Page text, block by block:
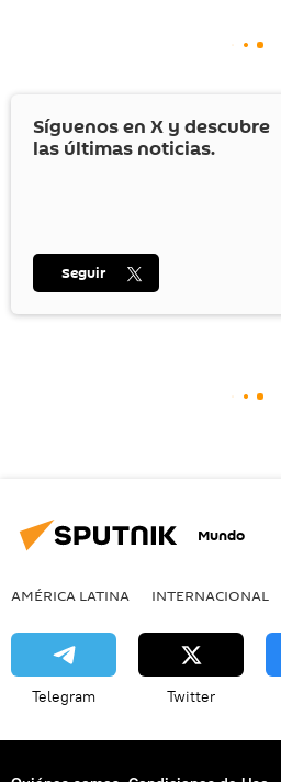
Síguenos en X y descubre
las últimas noticias.
Seguir
Mundo
AMÉRICA LATINA INTERNACIONAL
Telegram Twitter